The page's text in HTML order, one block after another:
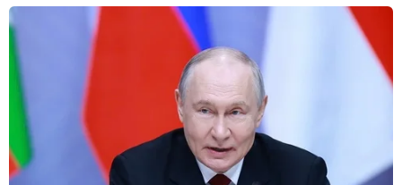
08/08/2026 13:28
Nông sản Việt Nam còn nhiều dư địa
tại thị trường Algeria
08/08/2026 12:55